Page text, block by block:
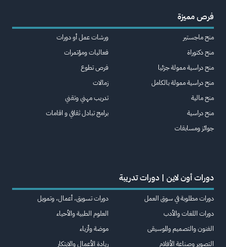
فرص مميزة
منح ماجستير
منح دكتوراة
منح دراسية ممولة جزئيا
منح دراسية ممولة بالكامل
منح مالية
منح دراسية
جوائز ومسابقات
ورشات عمل أو دورات
فعاليات ومؤتمرات
فرص تطوع
زمالات
تدريب مهني وتقني
برامج تبادل ثقافي و اقامات
دورات أون لاين | دورات تدريبة
دورات مطلوبة في سوق العمل
دورات اللغات والأدب
الفنون والتصميم والموسيقى
التصوير وصناعة الأفلام
دورات تسويق، أعمال، وتمويل
العلوم الطبية والأحياء
موضة وأزياء
ريادة الأعمال والابتكار